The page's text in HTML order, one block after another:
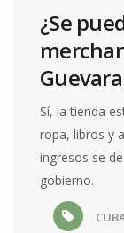
¿Se
Sí, la tienda
ropa, libros y
ingresos se
gobierno.